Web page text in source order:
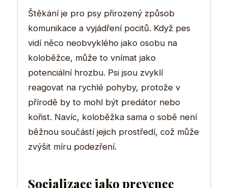
Štěkání je pro psy přirozený způsob
komunikace a vyjádření pocitů. Když pes
vidí něco neobvyklého jako osobu na
koloběžce, může to vnímat jako
potenciální hrozbu. Psi jsou zvyklí
reagovat na rychlé pohyby, protože v
přírodě by to mohl být predátor nebo
kořist. Navíc, koloběžka sama o sobě není
běžnou součástí jejich prostředí, což může
zvýšit míru podezření.
Socializace jako prevence